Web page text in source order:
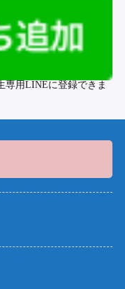
専用LINEに登録できま